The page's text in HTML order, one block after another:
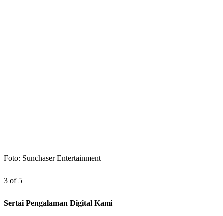
Foto: Sunchaser Entertainment
3 of 5
Sertai Pengalaman Digital Kami